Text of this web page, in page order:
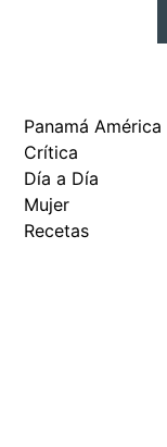
Panamá América
Crítica
Día a Día
Mujer
Recetas